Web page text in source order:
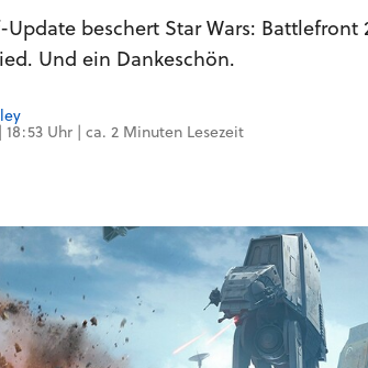
Update beschert Star Wars:
Und ein Dankeschön.
18:53 Uhr | ca. 2 Minuten Lesezeit